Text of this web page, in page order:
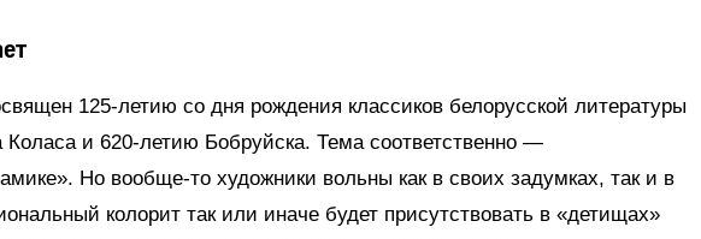
125-летию со дня рождения классиков белорусской литературы
и 620-летию Бобруйска. Тема соответственно —
Но вообще-то художники вольны как в своих задумках, так и в
колорит так или иначе будет присутствовать в «детищах»